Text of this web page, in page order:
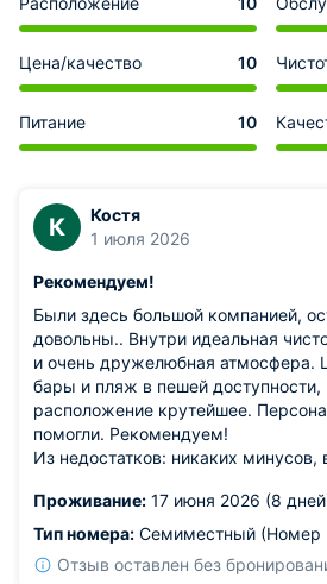
Цена/качество 10
Питание 10
К
Костя
1 июля 2026
Рекомендуем!
Были здесь большой компанией,
довольны.. Внутри идеальная
и очень дружелюбная атмосфера.
бары и пляж в пешей
расположение крутейшее.
помогли. Рекомендуем!
Из недостатков: никаких минусов,
Проживание: 17 июня 2026 (8
Тип номера: Семиместный (Номер
Отзыв оставлен без